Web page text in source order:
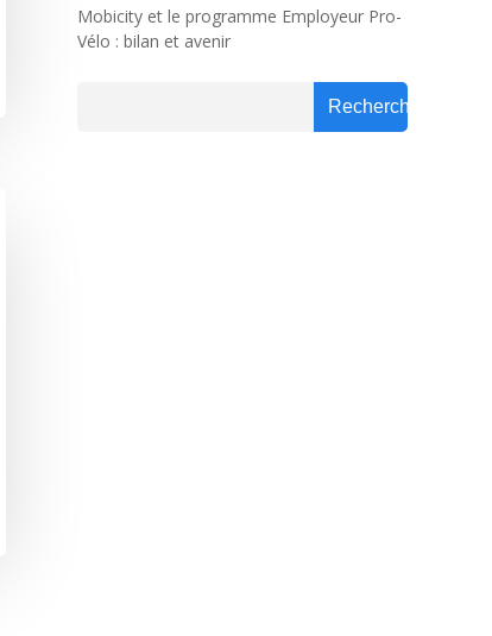
Mobicity et le programme Employeur Pro-
Vélo : bilan et avenir
Rechercher